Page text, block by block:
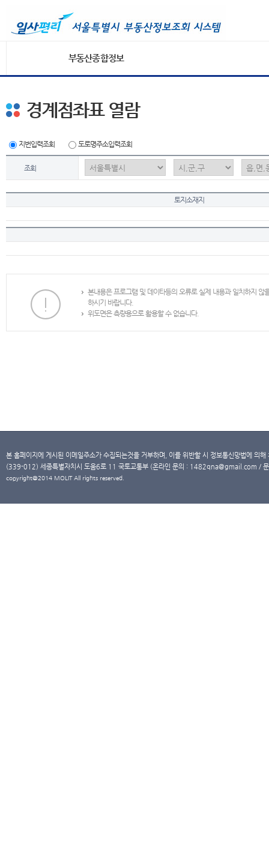
부동산종합정보
경계점좌표 열람
지번입력조회 도로명주소입력조회
조회
토지소재지
본내용은 프로그램 및 데이타등의 오류로 실제 내용과 일치하지
하시기 바랍니다.
위도면은 측량용으로 활용할 수 없습니다.
본 홈페이지에 게시된 이메일주소가 수집되는것을 거부하며, 이를 위반할 시 정보통신망법에 의
(339-012) 세종특별자치시 도움6로 11 국토교통부 (온라인 문의 : 1482qna@gmail.com /
copyright@2014 MOLIT All rights reserved.